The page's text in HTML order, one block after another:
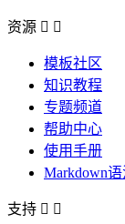
资源  
模板社区
知识教程
专题频道
帮助中心
使用手册
Markdown语
支持  